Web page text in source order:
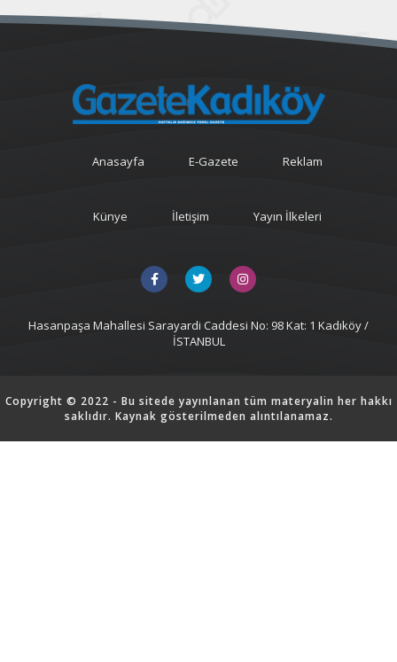
Anasayfa E-Gazete Reklam
Künye İletişim Yayın İlkeleri
Hasanpaşa Mahallesi Sarayardi Caddesi No: 98 Kat: 1 Kadıköy /
İSTANBUL
Copyright © 2022 - Bu sitede yayınlanan tüm materyalin her hakkı
saklıdır. Kaynak gösterilmeden alıntılanamaz.